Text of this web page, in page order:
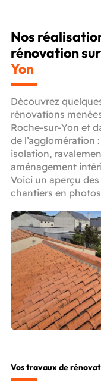
Nos
rénovation sur
Yon
Découvrez
rénovations
Roche-sur-Yon et
de l’agglomération
isolation,
aménagement
Voici un aperçu
chantiers en
Vos travaux de